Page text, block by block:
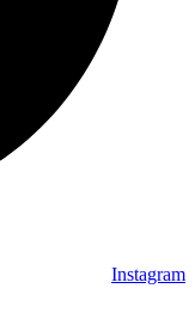
Instagram